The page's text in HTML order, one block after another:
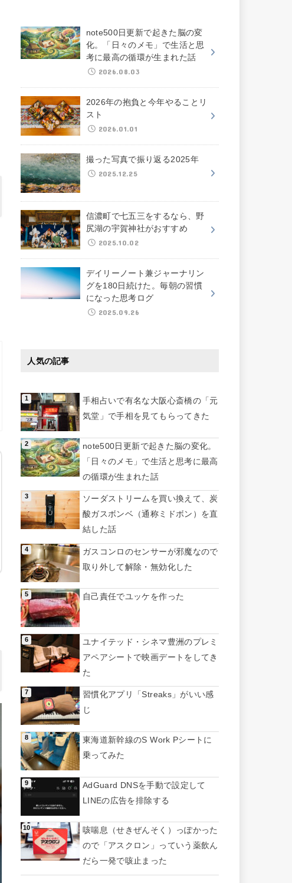
note500日更新で起きた脳の変
化。「日々のメモ」で生活と思
考に最高の循環が生まれた話
2026.08.03
2026年の抱負と今年やることリ
スト
2026.01.01
撮った写真で振り返る2025年
2025.12.25
信濃町で七五三をするなら、野
尻湖の宇賀神社がおすすめ
2025.10.02
デイリーノート兼ジャーナリン
グを180日続けた。毎朝の習慣
になった思考ログ
2025.09.26
人気の記事
手相占いで有名な大阪心斎橋の「元
気堂」で手相を見てもらってきた
note500日更新で起きた脳の変化。
「日々のメモ」で生活と思考に最高
の循環が生まれた話
ソーダストリームを買い換えて、炭
酸ガスボンベ（通称ミドボン）を直
結した話
ガスコンロのセンサーが邪魔なので
取り外して解除・無効化した
自己責任でユッケを作った
ユナイテッド・シネマ豊洲のプレミ
アペアシートで映画デートをしてき
た
習慣化アプリ「Streaks」がいい感
じ
東海道新幹線のS Work Pシートに
乗ってみた
AdGuard DNSを手動で設定して
LINEの広告を排除する
咳喘息（せきぜんそく）っぽかった
ので「アスクロン」っていう薬飲ん
だら一発で咳止まった